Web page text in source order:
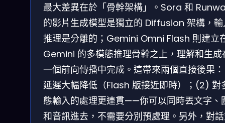
最大差異在於「骨幹架構」。Sora 和
的影片生成模型是獨立的 Diffusion 架構，
推理是分離的；Gemini Omni Flash 則建立
Gemini 的多模態推理骨幹之上，理解和生成
一個前向傳播中完成。這帶來兩個直接後果
延遲大幅降低（Flash 版接近即時）；(2) 對
態輸入的處理更連貫——你可以同時丟文字、
和音訊進去，不需要分別預處理。另外，對